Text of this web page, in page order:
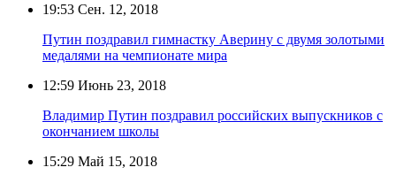
19:53 Сен. 12, 2018
Путин поздравил гимнастку Аверину с двумя золотыми
медалями на чемпионате мира
12:59 Июнь 23, 2018
Владимир Путин поздравил российских выпускников с
окончанием школы
15:29 Май 15, 2018